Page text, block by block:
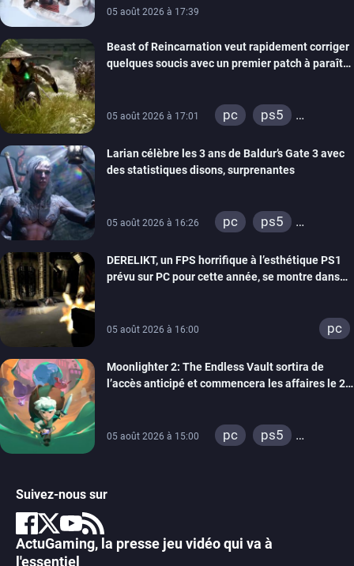
05 août 2026 à 17:39
Beast of Reincarnation veut rapidement corriger
quelques soucis avec un premier patch à paraître
05 août 2026 à 17:01 pc
ps5
Larian célèbre les 3 ans de Baldur’s Gate 3 avec
des statistiques disons, surprenantes
05 août 2026 à 16:26 pc
ps5
DERELIKT, un FPS horrifique à l’esthétique PS1
prévu sur PC pour cette année, se montre dans
05 août 2026 à 16:00 pc
Moonlighter 2: The Endless Vault sortira de
l’accès anticipé et commencera les affaires le 2
05 août 2026 à 15:00 pc
ps5
Suivez-nous sur
ActuGaming, la presse jeu vidéo qui va à
l'essentiel